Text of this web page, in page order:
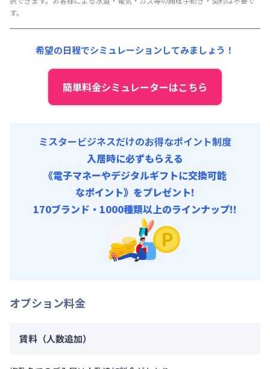
賃料 : 165,000円/月 (5,500円/日)
光熱費他 :
す。
希望の日程でシミュレーションしてみましょう！
簡単料金シミュレーターはこちら
ミスタービジネスだけのお得なポイント制度
入居時に必ずもらえる
《電子マネーやデジタルギフトに交換可能
なポイント》をプレゼント!
170ブランド・1000種類以上のラインナップ!!
オプション料金
賃料（人数追加）